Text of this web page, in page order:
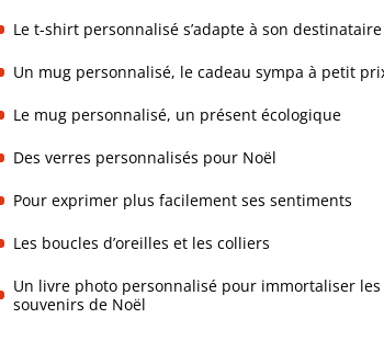
Le t-shirt personnalisé s’adapte à son destinataire
Un mug personnalisé, le cadeau sympa à petit
Le mug personnalisé, un présent écologique
Des verres personnalisés pour Noël
Pour exprimer plus facilement ses sentiments
Les boucles d’oreilles et les colliers
Un livre photo personnalisé pour immortaliser les
souvenirs de Noël